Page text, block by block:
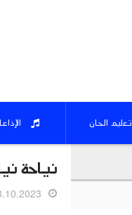
تعليم الحان
نياحة
05:29